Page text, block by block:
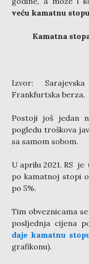
veću kamatnu
Kamatna
Izvor:
Frankfurtska berza.
Postoji još jedan
pogledu troškova
sa samom sobom.
U aprilu 2021. RS
po kamatnoj stopi
po 5%.
Tim obveznicama
posljednja cijena
daje kamatnu
grafikonu).